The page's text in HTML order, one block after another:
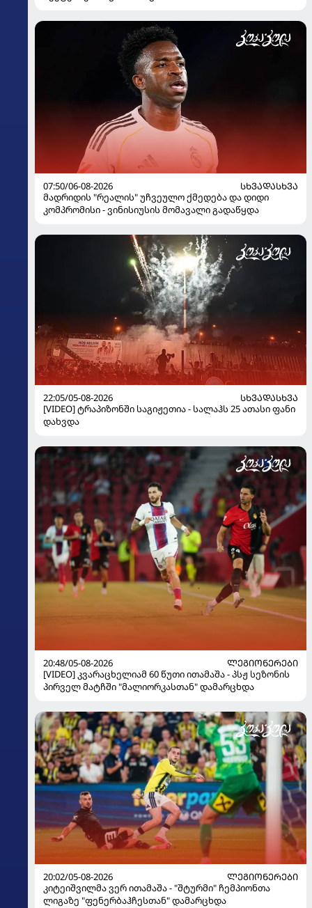
07:50/06-08-2026
ᲡᲮᲕᲐᲓᲐᲡᲮᲕᲐ
მადრიდის "რეალის" უჩვეულო ქმედება და დიდი
კომპრომისი - ვინისიუსის მომავალი გადაწყდა
22:05/05-08-2026
ᲡᲮᲕᲐᲓᲐᲡᲮᲕᲐ
[VIDEO] ტრაპიზონში საგიჟეთია - სალაჰს 25 ათასი ფანი
დახვდა
20:48/05-08-2026
ᲚᲔᲒᲘᲝᲜᲔᲠᲔᲑᲘ
[VIDEO] კვარაცხელიამ 60 წუთი ითამაშა - პსჟ სეზონის
პირველ მატჩში "მალიორკასთან" დამარცხდა
20:02/05-08-2026
ᲚᲔᲒᲘᲝᲜᲔᲠᲔᲑᲘ
კიტეიშვილმა ვერ ითამაშა - "შტურმი" ჩემპიონთა
ლიგაზე "ფენერბაჰჩესთან" დამარცხდა